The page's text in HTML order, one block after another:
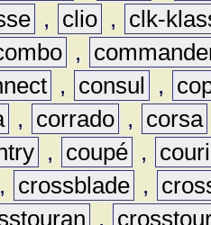
, clio ,
clk-
,
, consul ,
, corrado , corsa
, coupé ,
, crossblade ,
,